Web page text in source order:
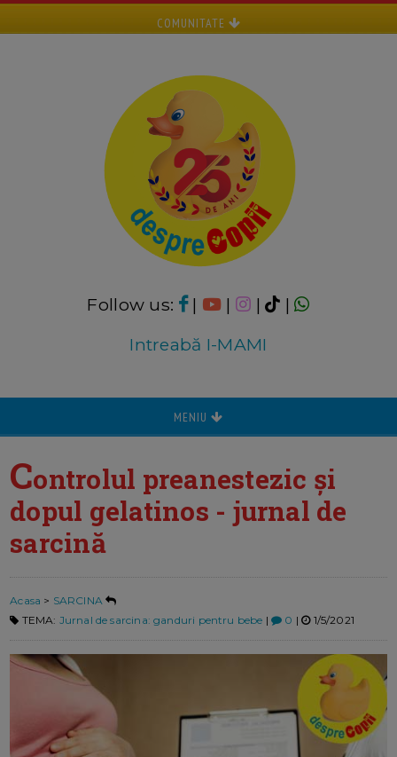
COMUNITATE
Follow us: | | |
|
Intreabă I-MAMI
MENIU
Controlul preanestezic și
dopul gelatinos - jurnal de
sarcină
Acasa > SARCINA
TEMA: Jurnal de sarcina: ganduri pentru bebe | 0 | 1/5/2021